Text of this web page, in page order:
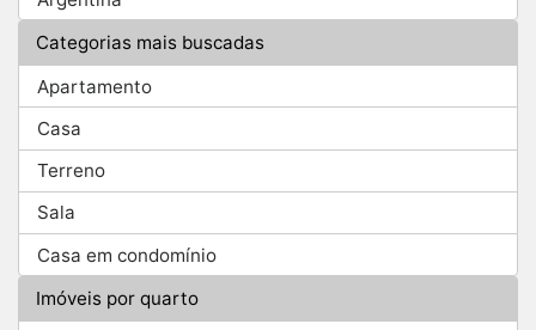
Categorias mais buscadas
Apartamento
Casa
Terreno
Sala
Casa em condomínio
Imóveis por quarto